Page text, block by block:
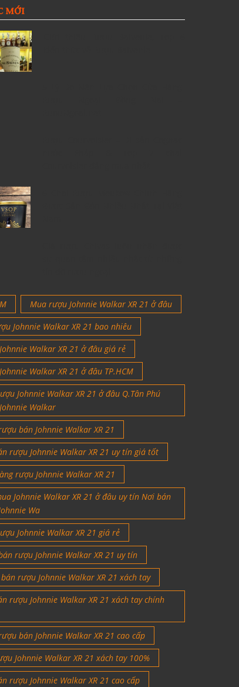
MỚI
Mua rượu Johnnie Walkar XR 21 ở đâu
Johnnie Walkar XR 21 bao nhiêu
Walkar XR 21 ở đâu giá rẻ
Walkar XR 21 ở đâu TP.HCM
Johnnie Walkar XR 21 ở đâu Q.Tân Phú
Walkar
bán Johnnie Walkar XR 21
rượu Johnnie Walkar XR 21 uy tín giá tốt
rượu Johnnie Walkar XR 21
Johnnie Walkar XR 21 ở đâu uy tín Nơi bán
Wa
Johnnie Walkar XR 21 giá rẻ
rượu Johnnie Walkar XR 21 uy tín
rượu Johnnie Walkar XR 21 xách tay
rượu Johnnie Walkar XR 21 xách tay chính
bán Johnnie Walkar XR 21 cao cấp
Johnnie Walkar XR 21 xách tay 100%
rượu Johnnie Walkar XR 21 cao cấp